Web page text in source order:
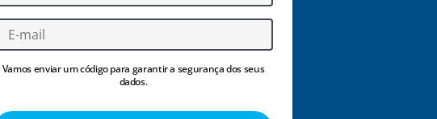
Vamos enviar um código para garantir a segurança dos seus
dados.